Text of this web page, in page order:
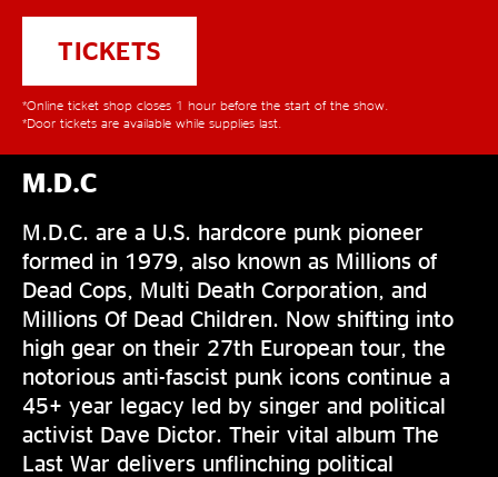
TICKETS
*Online ticket shop closes 1 hour before the start of the show.
*Door tickets are available while supplies last.
M.D.C
M.D.C. are a U.S. hardcore punk pioneer
formed in 1979, also known as Millions of
Dead Cops, Multi Death Corporation, and
Millions Of Dead Children. Now shifting into
high gear on their 27th European tour, the
notorious anti-fascist punk icons continue a
45+ year legacy led by singer and political
activist Dave Dictor. Their vital album The
Last War delivers unflinching political